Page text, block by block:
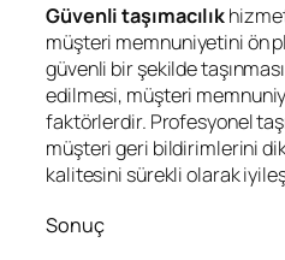
Güvenli taşımacılık
müşteri memnuniyetini ön
güvenli bir şekilde
edilmesi, müşteri
faktörlerdir. Profesyonel
müşteri geri bildirimlerini
kalitesini sürekli olarak
Sonuç